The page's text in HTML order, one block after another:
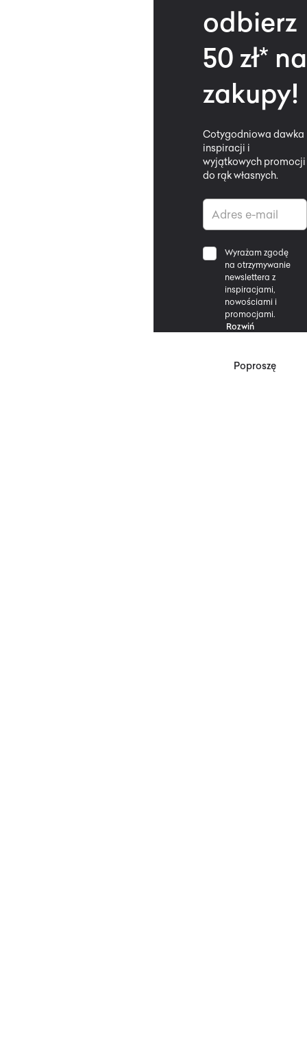
odbierz
50 zł* na
zakupy!
Cotygodniowa dawka
inspiracji i
wyjątkowych promocji
do rąk własnych.
Wyrażam zgodę
na otrzymywanie
newslettera z
inspiracjami,
nowościami i
promocjami.
Rozwiń
Poproszę